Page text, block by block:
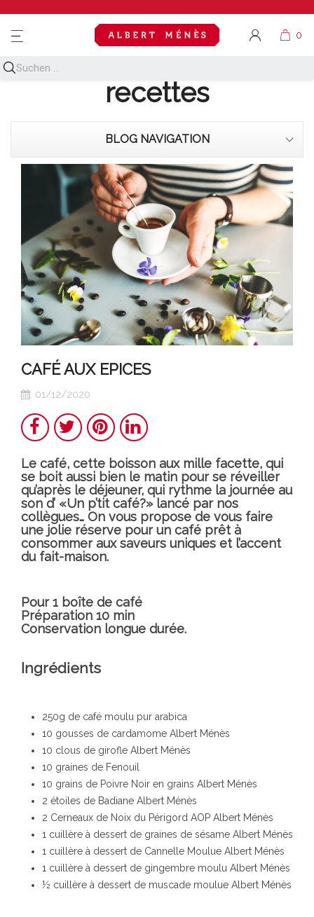
MENU
Découvrez toutes nos
recettes
BLOG NAVIGATION
CAFÉ AUX EPICES
01/12/2020
Le café, cette boisson aux mille facette, qui
se boit aussi bien le matin pour se réveiller
qu’après le déjeuner, qui rythme la journée au
son d’ «Un p’tit café?» lancé par nos
collègues… On vous propose de vous faire
une jolie réserve pour un café prêt à
consommer aux saveurs uniques et l’accent
du fait-maison.
Pour 1 boîte de café
Préparation 10 min
Conservation longue durée.
Ingrédients
250g de café moulu pur arabica
10 gousses de cardamome Albert Ménès
10 clous de girofle Albert Ménès
10 graines de Fenouil
10 grains de Poivre Noir en grains Albert Ménès
2 étoiles de Badiane Albert Ménès
2 Cerneaux de Noix du Périgord AOP Albert Ménès
1 cuillère à dessert de graines de sésame Albert Ménès
1 cuillère à dessert de Cannelle Moulue Albert Ménès
1 cuillère à dessert de gingembre moulu Albert Ménès
½ cuillère à dessert de muscade moulue Albert Ménès